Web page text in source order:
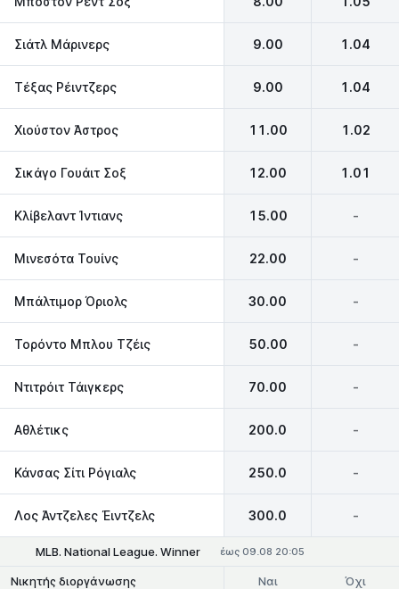
Σιάτλ Μάρινερς 9.00 1.04
Τέξας Ρέιντζερς 9.00 1.04
Χιούστον Άστρος 11.00 1.02
Σικάγο Γουάιτ Σοξ 12.00 1.01
Κλίβελαντ Ίντιανς 15.00 -
Μινεσότα Τουίνς 22.00 -
Μπάλτιμορ Όριολς 30.00 -
Τορόντο Μπλου Τζέις 50.00 -
Ντιτρόιτ Τάιγκερς 70.00 -
Αθλέτικς 200.0 -
Κάνσας Σίτι Ρόγιαλς 250.0 -
Λος Άντζελες Έιντζελς 300.0 -
MLB. National League. Winner έως 09.08 20:05
Νικητής διοργάνωσης Ναι Όχι